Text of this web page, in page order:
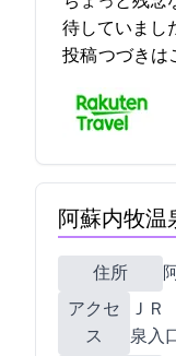
待していましたが 3
投稿つづきは
阿蘇内牧
住所
アクセ
ス
ＪＲ
泉入